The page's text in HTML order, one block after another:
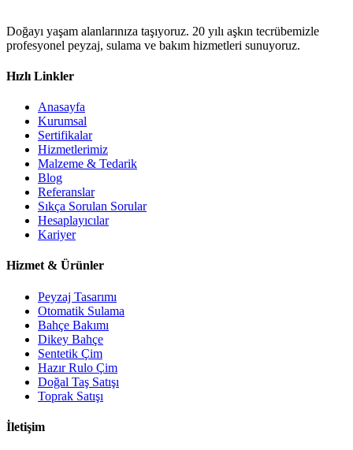
Doğayı yaşam alanlarınıza taşıyoruz. 20 yılı aşkın tecrübemizle
profesyonel peyzaj, sulama ve bakım hizmetleri sunuyoruz.
Hızlı Linkler
Anasayfa
Kurumsal
Sertifikalar
Hizmetlerimiz
Malzeme & Tedarik
Blog
Referanslar
Sıkça Sorulan Sorular
Hesaplayıcılar
Kariyer
Hizmet & Ürünler
Peyzaj Tasarımı
Otomatik Sulama
Bahçe Bakımı
Dikey Bahçe
Sentetik Çim
Hazır Rulo Çim
Doğal Taş Satışı
Toprak Satışı
İletişim